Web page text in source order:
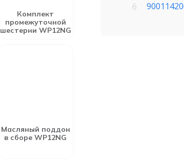
Комплект
промежуточной
шестерни WP12NG
Масляный поддон
в сборе WP12NG
6